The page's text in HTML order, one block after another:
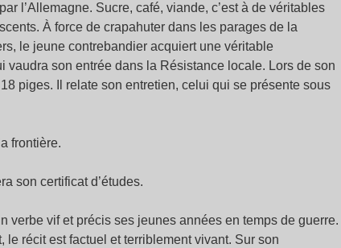
l’Allemagne. Sucre, café, viande, c’est à de véritables
À force de crapahuter dans les parages de la
le jeune contrebandier acquiert une véritable
son entrée dans la Résistance locale. Lors de son
piges. Il relate son entretien, celui qui se présente sous
frontière.
son certificat d’études.
verbe vif et précis ses jeunes années en temps de guerre.
récit est factuel et terriblement vivant. Sur son